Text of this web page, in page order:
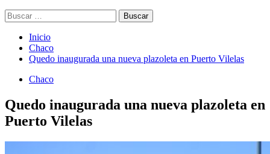
Buscar:
Inicio
Chaco
Quedo inaugurada una nueva plazoleta en Puerto Vilelas
Chaco
Quedo inaugurada una nueva plazoleta en
Puerto Vilelas